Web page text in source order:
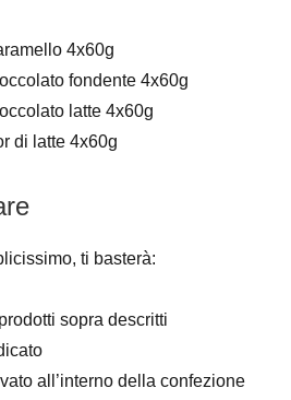
4x60g
fondente 4x60g
latte 4x60g
di latte 4x60g
ti basterà:
sopra descritti
all’interno della confezione